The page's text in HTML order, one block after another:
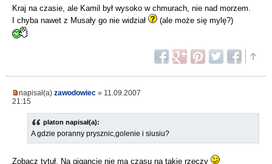
Kraj na czasie, ale Kamil był wysoko w chmurach, nie nad morzem.
I chyba nawet z Musały go nie widział
(ale może się mylę?)
napisał(a) zawodowiec » 11.09.2007
21:15
platon napisał(a):
A gdzie poranny prysznic,golenie i siusiu?
Zobacz tytuł. Na gigancie nie ma czasu na takie rzeczy